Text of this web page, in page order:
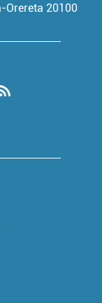
Orereta 20100